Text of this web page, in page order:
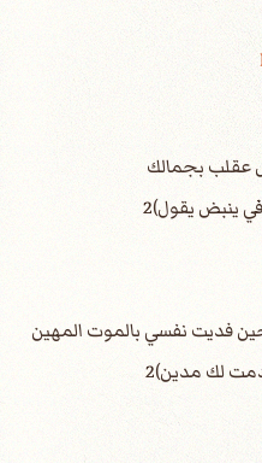
ينبض يقول)2
لك مدين)2